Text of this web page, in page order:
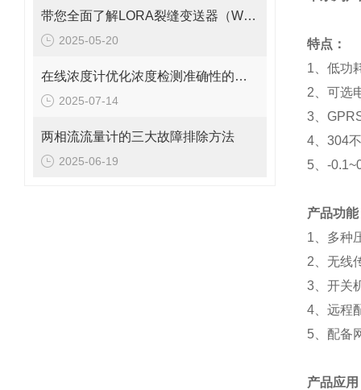
带您全面了解LORA裂缝变送器（WY7010）
2025-05-20
在线浓度计优化浓度检测准确性的关键措施
2025-07-14
两相流流量计的三大故障排除方法
2025-06-19
特点：
1、低功
2、可选
3、
4、304
5、-
产品功能
1、多种
2、无线
3、开关
4、远程
5、配备
产品应用